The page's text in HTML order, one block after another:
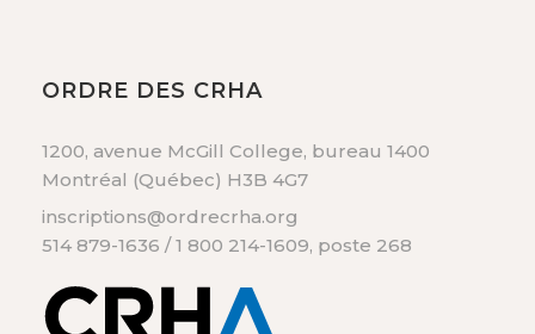
ORDRE DES CRHA
1200, avenue McGill College, bureau 1400
Montréal (Québec) H3B 4G7
inscriptions@ordrecrha.org
514 879-1636 / 1 800 214-1609, poste 268